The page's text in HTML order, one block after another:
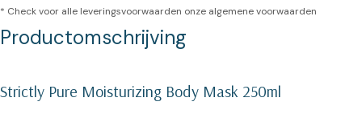
* Check voor alle leveringsvoorwaarden onze algemene voorwaarden
Productomschrijving
Strictly Pure Moisturizing Body Mask 250ml